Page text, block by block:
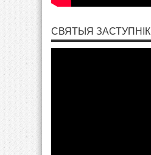
СВЯТЫЯ ЗАСТУПНІКІ